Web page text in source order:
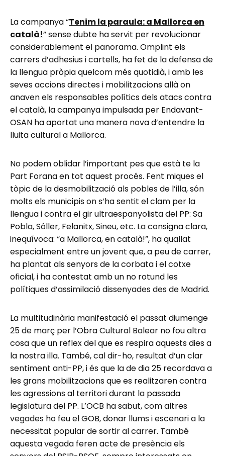
La campanya “Tenim la paraula: a Mallorca en
català!” sense dubte ha servit per revolucionar
considerablement el panorama. Omplint els
carrers d’adhesius i cartells, ha fet de la defensa de
la llengua pròpia quelcom més quotidià, i amb les
seves accions directes i mobilitzacions allà on
anaven els responsables polítics dels atacs contra
el català, la campanya impulsada per Endavant-
OSAN ha aportat una manera nova d’entendre la
lluita cultural a Mallorca.
No podem oblidar l’important pes que està te la
Part Forana en tot aquest procés. Fent miques el
tòpic de la desmobilització als pobles de l’illa, són
molts els municipis on s’ha sentit el clam per la
llengua i contra el gir ultraespanyolista del PP: Sa
Pobla, Sóller, Felanitx, Sineu, etc. La consigna clara,
inequívoca: “a Mallorca, en català!”, ha quallat
especialment entre un jovent que, a peu de carrer,
ha plantat als senyors de la corbata i el cotxe
oficial, i ha contestat amb un no rotund les
polítiques d’assimilació dissenyades des de Madrid.
La multitudinària manifestació el passat diumenge
25 de març per l’Obra Cultural Balear no fou altra
cosa que un reflex del que es respira aquests dies a
la nostra illa. També, cal dir-ho, resultat d’un clar
sentiment anti-PP, i és que la de dia 25 recordava a
les grans mobilitzacions que es realitzaren contra
les agressions al territori durant la passada
legislatura del PP. L’OCB ha sabut, com altres
vegades ho feu el GOB, donar llums i escenari a la
necessitat popular de sortir al carrer. També
aquesta vegada feren acte de presència els